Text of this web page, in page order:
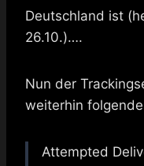
Deutschland ist
26.10.)….
Nun der
weiterhin
Attempted